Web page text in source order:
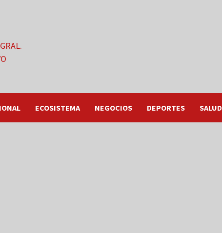
ECOSISTEMA NEGOCIOS DEPORTES SALUD